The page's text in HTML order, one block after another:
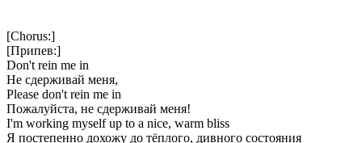
[Chorus:]
[Припев:]
Don't rein me in
Не сдерживай меня,
Please don't rein me in
Пожалуйста, не сдерживай меня!
I'm working myself up to a nice, warm bliss
Я постепенно дохожу до тёплого, дивного состояния